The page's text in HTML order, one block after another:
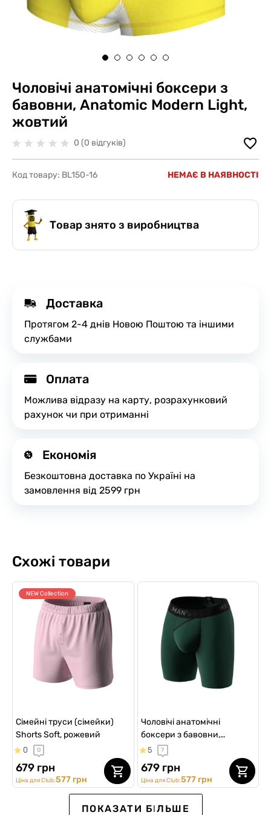
Чоловічі анатомічні боксери з
бавовни, Anatomic Modern Light,
жовтий
0 (0 відгуків)
Код товару: BL150-16 НЕМАЄ В НАЯВНОСТІ
Товар знято з виробництва
Доставка
Протягом 2-4 днів Новою Поштою та іншими
службами
Оплата
Можлива відразу на карту, розрахунковий
рахунок чи при отриманні
Економія
Безкоштовна доставка по Україні на
замовлення від 2599 грн
Схожі товари
NEW Collection
Сімейні труси (сімейки)
Shorts Soft, рожевий
0 0
679 грн
Ціна для Club:577 грн
Чоловічі анатомічні
боксери з бавовни,
Anatomic Long 2.0, Black
Series, темно-зелений
5 7
679 грн
Ціна для Club:577 грн
ВИБІР №1
ПОКАЗАТИ БІЛЬШЕ